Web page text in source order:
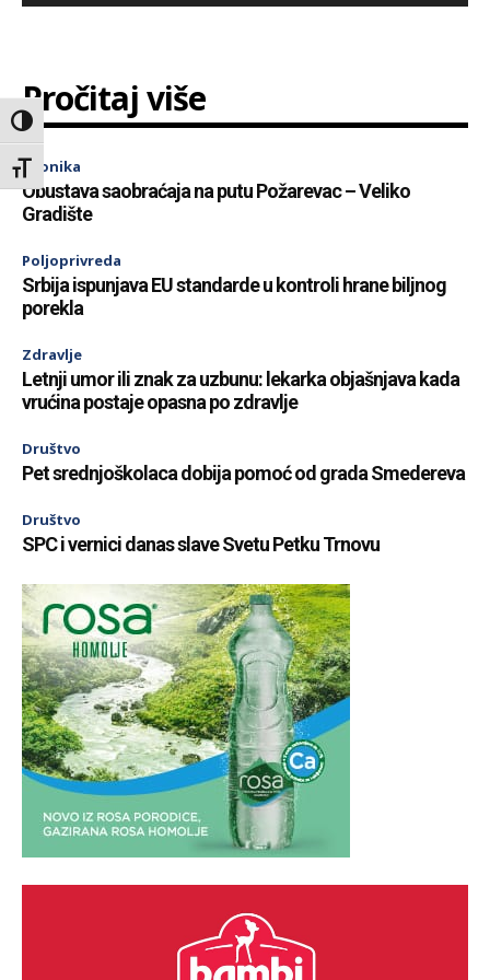
Toggle High Contrast
Toggle Font size
Pročitaj više
Hronika
Obustava saobraćaja na putu Požarevac – Veliko
Gradište
Poljoprivreda
Srbija ispunjava EU standarde u kontroli hrane biljnog
porekla
Zdravlje
Letnji umor ili znak za uzbunu: lekarka objašnjava kada
vrućina postaje opasna po zdravlje
Društvo
Pet srednjoškolaca dobija pomoć od grada Smedereva
Društvo
SPC i vernici danas slave Svetu Petku Trnovu